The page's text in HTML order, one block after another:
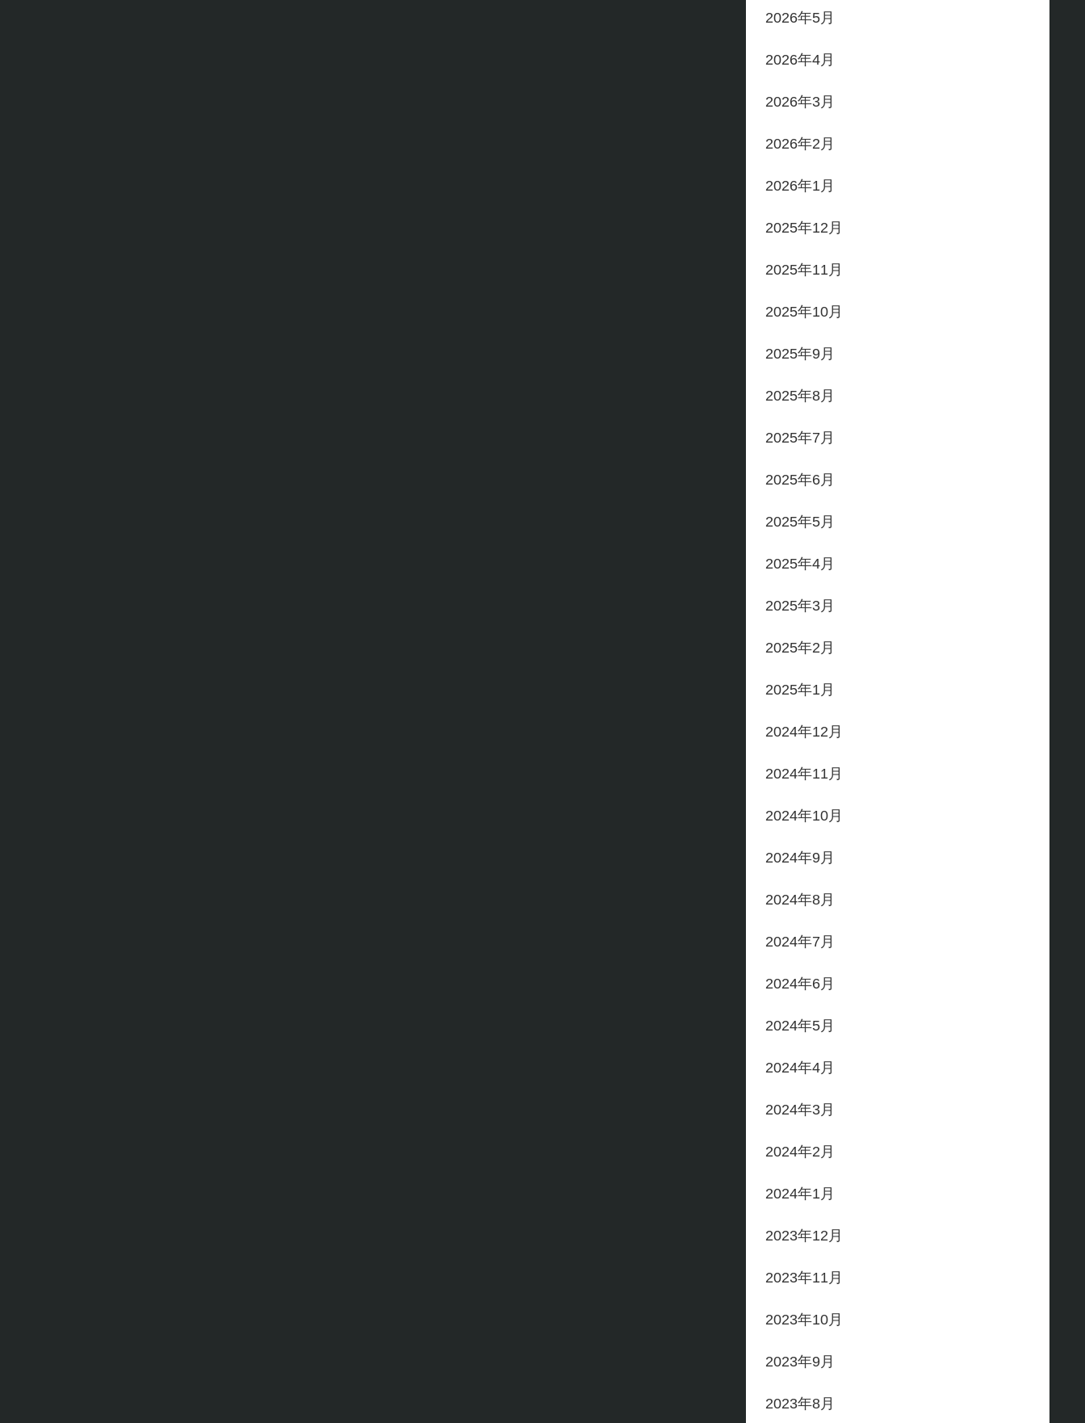
2026年5月
2026年4月
2026年3月
2026年2月
2026年1月
2025年12月
2025年11月
2025年10月
2025年9月
2025年8月
2025年7月
2025年6月
2025年5月
2025年4月
2025年3月
2025年2月
2025年1月
2024年12月
2024年11月
2024年10月
2024年9月
2024年8月
2024年7月
2024年6月
2024年5月
2024年4月
2024年3月
2024年2月
2024年1月
2023年12月
2023年11月
2023年10月
2023年9月
2023年8月